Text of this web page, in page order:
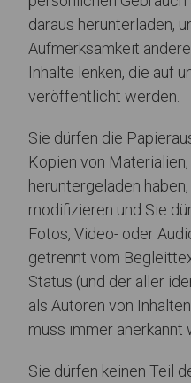
daraus herunterladen,
Aufmerksamkeit
Inhalte lenken, die auf
veröffentlicht werden.
Sie dürfen die
Kopien von
heruntergeladen
modifizieren und Sie
Fotos, Video- oder
getrennt vom
Status (und der aller
als Autoren von
muss immer anerkannt
Sie dürfen keinen Teil